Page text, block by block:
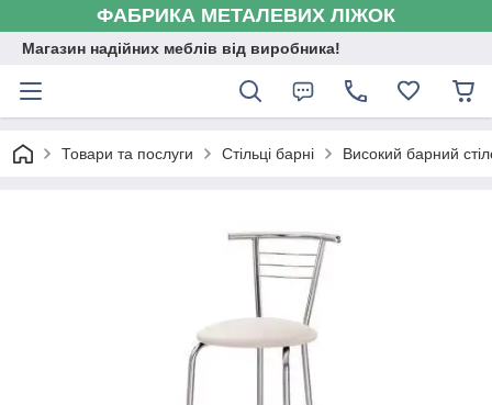
ФАБРИКА МЕТАЛЕВИХ ЛІЖОК
Магазин надійних меблів від виробника!
Товари та послуги Стільці барні Високий барний